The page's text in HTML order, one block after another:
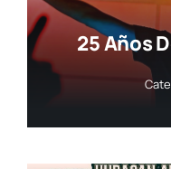
25 Años